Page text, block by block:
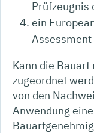
Prüfzeugnis
ein
Assessment
Kann die
zugeordnet
von den
Anwendung